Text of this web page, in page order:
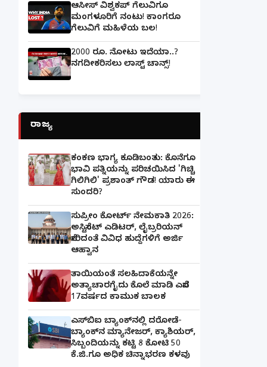
ಆಸೀಸ್ ವಿಶ್ವಕಪ್ ಗೆಲುವಿಗೂ
ಮಂಗಳೂರಿಗೆ ನಂಟು! ಕಾಂಗರೂ
ಗೆಲುವಿಗೆ ಮಹಿಳೆಯ ಬಲ!
2000 ರೂ. ನೋಟು ಇದೆಯಾ..?
ನಗದೀಕರಿಸಲು ಲಾಸ್ಟ್‌ ಚಾನ್ಸ್‌!
ರಾಜ್ಯ
ಕಂಕಣ ಭಾಗ್ಯ ಕೂಡಿಬಂತು: ಕೊನೆಗೂ
ಭಾವಿ ಪತ್ನಿಯನ್ನು ಪರಿಚಯಿಸಿದ 'ಗಿಚ್ಚಿ
ಗಿಲಿಗಿಲಿ' ಪ್ರಶಾಂತ್ ಗೌಡ! ಯಾರು ಈ
ಸುಂದರಿ?
ಸುಪ್ರೀಂ ಕೋರ್ಟ್ ನೇಮಕಾತಿ 2026:
ಅಸಿಸ್ಟೆಂಟ್ ಎಡಿಟರ್, ಲೈಬ್ರರಿಯನ್
ಸೇರಿದಂತೆ ವಿವಿಧ ಹುದ್ದೆಗಳಿಗೆ ಅರ್ಜಿ
ಆಹ್ವಾನ
ತಾಯಿಯಂತೆ ಸಲಹಿದಾಕೆಯನ್ನೇ
ಅತ್ಯಾಚಾರಗೈದು ಕೊಲೆ ಮಾಡಿ ಎಸೆದ
17ವರ್ಷದ ಕಾಮುಕ ಬಾಲಕ
ಎಸ್‌ಬಿಐ ಬ್ಯಾಂಕ್‌ನಲ್ಲಿ‌ ದರೋಡೆ-
ಬ್ಯಾಂಕ್​ನ ಮ್ಯಾನೇಜರ್‌, ಕ್ಯಾಶಿಯರ್‌,
ಸಿಬ್ಬಂದಿಯನ್ನು ಕಟ್ಟಿ 8 ಕೋಟಿ 50
ಕೆ.ಜಿ.ಗೂ ಅಧಿಕ ಚಿನ್ನಾಭರಣ ಕಳವು